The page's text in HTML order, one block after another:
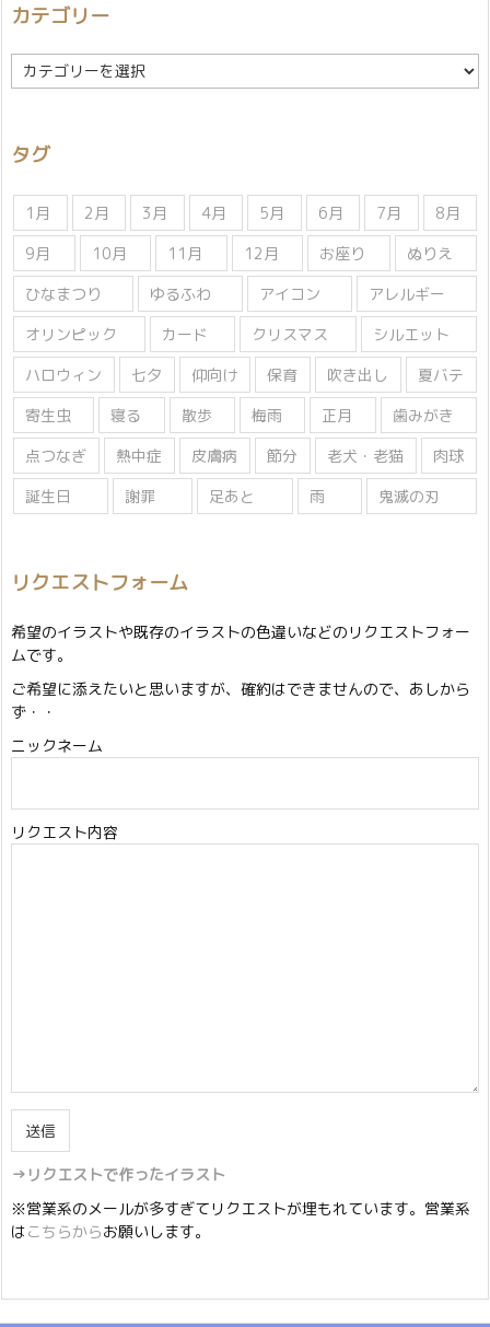
カテゴリー
カ
テ
ー
タグ
1月 2月 3月 4月 5月 6月 7月
8月
9月
10月 11月 12月 お座り
ぬりえ
ひなまつり
ゆるふわ アイコン
アレルギー
オリンピック
カード クリスマス
シルエット
ハロウィン
七夕 仰向け 保育 吹き出し
夏バテ
寄生虫
寝る 散歩 梅雨 正月
歯みがき
点つなぎ
熱中症 皮膚病 節分 老犬・老猫
肉球
誕生日
謝罪 足あと 雨 鬼滅の刃
リクエストフォーム
希望のイラストや既存のイラストの色違いなどのリクエストフォー
ムです。
ご希望に添えたいと思いますが、確約はできませんので、あしから
ず・・
ニックネーム
リクエスト内容
→リクエストで作ったイラスト
※営業系のメールが多すぎてリクエストが埋もれています。営業系
はこちらからお願いします。